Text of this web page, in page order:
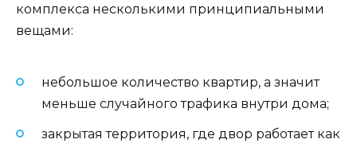
комплекса несколькими принципиальными
вещами:
небольшое количество квартир, а значит
меньше случайного трафика внутри дома;
закрытая территория, где двор работает как